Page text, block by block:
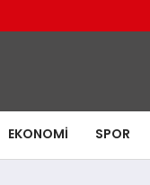
EKONOMI SPOR